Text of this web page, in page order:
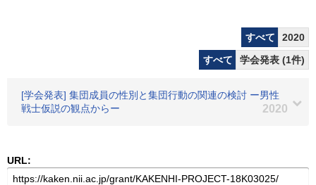
すべて
2020
すべて
学会発表 (1件)
[学会発表] 集団成員の性別と集団行動の関連の検討 ー男性
戦士仮説の観点からー
2020
URL: